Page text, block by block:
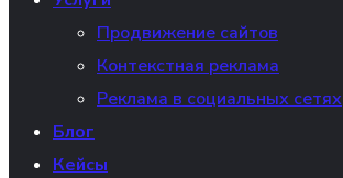
Продвижение сайтов
Контекстная реклама
Реклама в социальных сетях
Блог
Кейсы